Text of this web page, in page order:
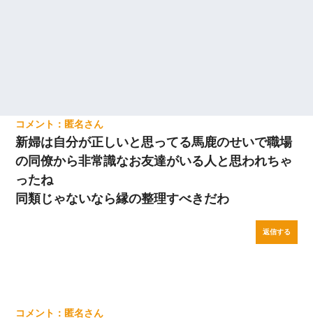
匿名
新婦は自分が正しいと思ってる馬鹿のせいで職場
の同僚から非常識なお友達がいる人と思われちゃ
ったね
同類じゃないなら縁の整理すべきだわ
返信する
匿名